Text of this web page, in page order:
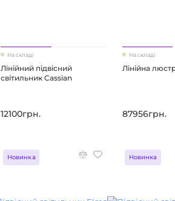
На складі
Лінійний підвісний
світильник Cassian
12100грн.
На складі
Лінійна
87956грн.
Новинка Новинка